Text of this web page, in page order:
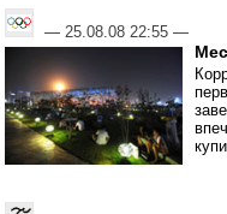
— 25.08.08 22:55 —